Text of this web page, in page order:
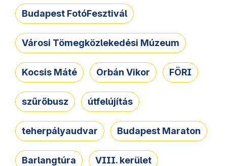
Budapest FotóFesztivál
Városi Tömegközlekedési Múzeum
Kocsis Máté Orbán Vikor FÖRI
szűrőbusz útfelújítás
teherpályaudvar Budapest Maraton
Barlangtúra VIII. kerület